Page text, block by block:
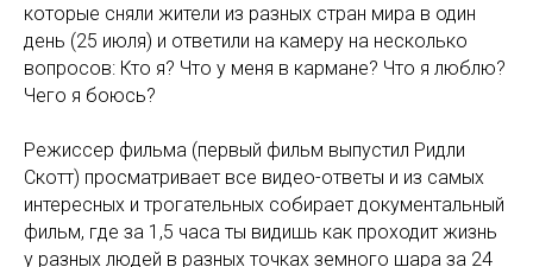
которые сняли жители из разных стран мира в один
день (25 июля) и ответили на камеру на несколько
вопросов: Кто я? Что у меня в кармане? Что я люблю?
Чего я боюсь?
Режиссер фильма (первый фильм выпустил Ридли
Скотт) просматривает все видео-ответы и из самых
интересных и трогательных собирает документальный
фильм, где за 1,5 часа ты видишь как проходит жизнь
у разных людей в разных точках земного шара за 24